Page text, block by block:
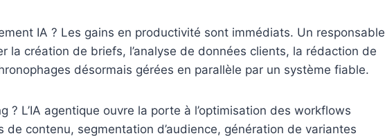
IA ? Les gains en productivité sont immédiats. Un responsable
la création de briefs, l’analyse de données clients, la rédaction de
désormais gérées en parallèle par un système fiable.
? L’IA agentique ouvre la porte à l’optimisation des workflows
de contenu, segmentation d’audience, génération de variantes